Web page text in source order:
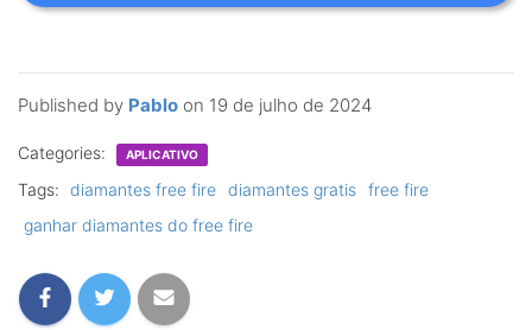
Published by Pablo on 19 de julho de 2024
Categories: APLICATIVO
Tags: diamantes free fire diamantes gratis free fire
ganhar diamantes do free fire